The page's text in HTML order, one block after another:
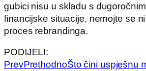
gubici nisu u skladu s
financijske situacije, nemojte se
proces rebrandinga.
PODIJELI:
PrevPrethodnoŠto čini uspješnu